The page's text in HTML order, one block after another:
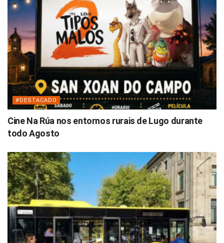
#DESTACADO
Cine Na Rúa nos entornos rurais de Lugo durante
todo Agosto